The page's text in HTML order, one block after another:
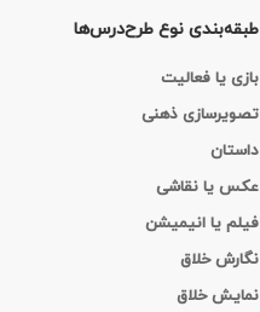
طبقه‌بندی نوع طرح‌درس‌ها
بازی یا فعالیت
تصویرسازی ذهنی
داستان
عکس یا نقاشی
فیلم یا انیمیشن
نگارش خلاق
نمایش خلاق